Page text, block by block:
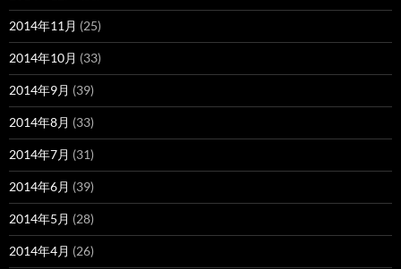
2014年11月 (25)
2014年10月 (33)
2014年9月 (39)
2014年8月 (33)
2014年7月 (31)
2014年6月 (39)
2014年5月 (28)
2014年4月 (26)